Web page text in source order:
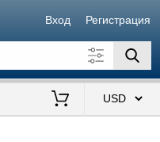
Вход Регистрация